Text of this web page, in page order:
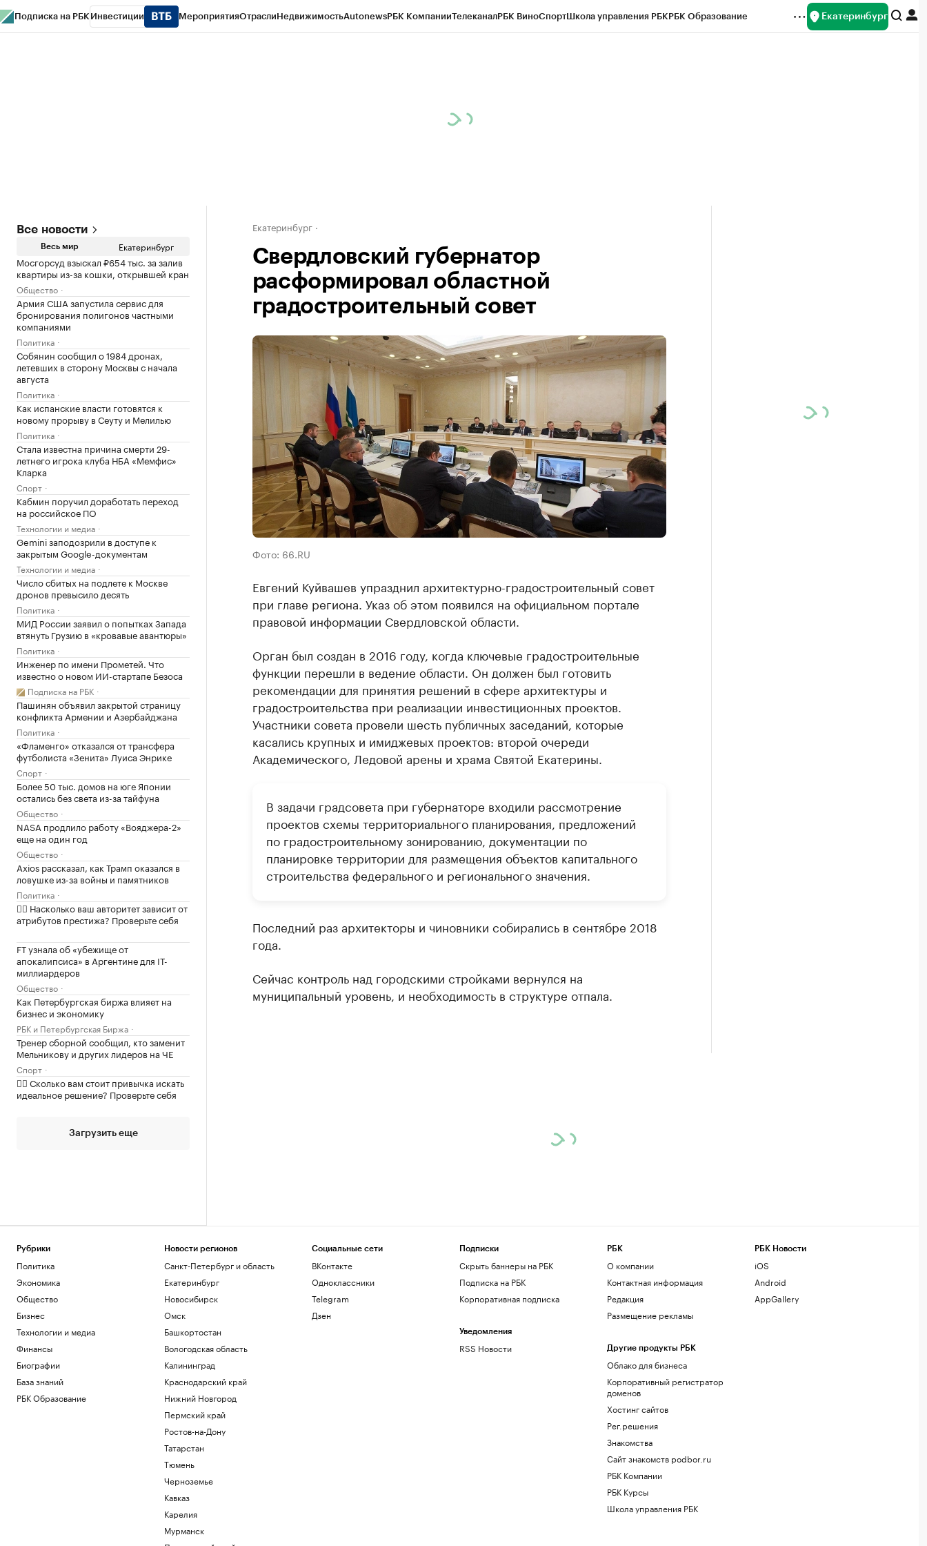
Подписка на РБК Инвестиции МероприятияОтраслиНедвижимостьAutonewsРБК КомпанииТелеканалРБК ВиноСпортШкола управления РБКРБК Образование Екатеринбург
Все новости
Весь мир Екатеринбург
Мосгорсуд взыскал ₽654 тыс. за залив
квартиры из-за кошки, открывшей кран
Общество
Армия США запустила сервис для
бронирования полигонов частными
компаниями
Политика
Собянин сообщил о 1984 дронах,
летевших в сторону Москвы с начала
августа
Политика
Как испанские власти готовятся к
новому прорыву в Сеуту и Мелилью
Политика
Стала известна причина смерти 29-
летнего игрока клуба НБА «Мемфис»
Кларка
Спорт
Кабмин поручил доработать переход
на российское ПО
Технологии и медиа
Gemini заподозрили в доступе к
закрытым Google-документам
Технологии и медиа
Число сбитых на подлете к Москве
дронов превысило десять
Политика
МИД России заявил о попытках Запада
втянуть Грузию в «кровавые авантюры»
Политика
Инженер по имени Прометей. Что
известно о новом ИИ-стартапе Безоса
Подписка на РБК
Пашинян объявил закрытой страницу
конфликта Армении и Азербайджана
Политика
«Фламенго» отказался от трансфера
футболиста «Зенита» Луиса Энрике
Спорт
Более 50 тыс. домов на юге Японии
остались без света из-за тайфуна
Общество
NASA продлило работу «Вояджера-2»
еще на один год
Общество
Axios рассказал, как Трамп оказался в
ловушке из-за войны и памятников
Политика
✍🏻 Насколько ваш авторитет зависит от
атрибутов престижа? Проверьте себя
FT узнала об «убежище от
апокалипсиса» в Аргентине для IT-
миллиардеров
Общество
Как Петербургская биржа влияет на
бизнес и экономику
РБК и Петербургская Биржа
Тренер сборной сообщил, кто заменит
Мельникову и других лидеров на ЧЕ
Спорт
✍🏻 Сколько вам стоит привычка искать
идеальное решение? Проверьте себя
Загрузить еще
Екатеринбург
Свердловский губернатор
расформировал областной
градостроительный совет
Фото: 66.RU
Евгений Куйвашев упразднил архитектурно-градостроительный совет
при главе региона. Указ об этом появился на официальном портале
правовой информации Свердловской области.
Орган был создан в 2016 году, когда ключевые градостроительные
функции перешли в ведение области. Он должен был готовить
рекомендации для принятия решений в сфере архитектуры и
градостроительства при реализации инвестиционных проектов.
Участники совета провели шесть публичных заседаний, которые
касались крупных и имиджевых проектов: второй очереди
Академического, Ледовой арены и храма Святой Екатерины.
В задачи градсовета при губернаторе входили рассмотрение
проектов схемы территориального планирования, предложений
по градостроительному зонированию, документации по
планировке территории для размещения объектов капитального
строительства федерального и регионального значения.
Последний раз архитекторы и чиновники собирались в сентябре 2018
года.
Сейчас контроль над городскими стройками вернулся на
муниципальный уровень, и необходимость в структуре отпала.
Рубрики
Политика
Экономика
Общество
Бизнес
Технологии и медиа
Финансы
Биографии
База знаний
РБК Образование
Новости регионов
Санкт-Петербург и область
Екатеринбург
Новосибирск
Омск
Башкортостан
Вологодская область
Калининград
Краснодарский край
Нижний Новгород
Пермский край
Ростов-на-Дону
Татарстан
Тюмень
Черноземье
Кавказ
Карелия
Мурманск
Социальные сети
ВКонтакте
Одноклассники
Telegram
Дзен
Подписки
Скрыть баннеры на РБК
Подписка на РБК
Корпоративная подписка
Уведомления
RSS Новости
РБК
О компании
Контактная информация
Редакция
Размещение рекламы
Другие продукты РБК
Облако для бизнеса
Корпоративный регистратор
доменов
Хостинг сайтов
Рег.решения
Знакомства
Сайт знакомств podbor.ru
РБК Компании
РБК Курсы
Школа управления РБК
РБК Новости
iOS
Android
AppGallery